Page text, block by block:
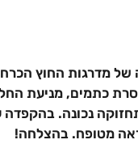
של מדרגות החוץ
כתמים, מניעת
נכונה. בהקפדה
מטופח. בהצלחה!